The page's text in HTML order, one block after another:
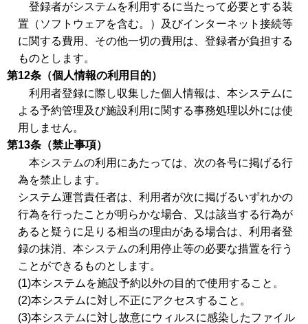
登録者がシステムを利用するに当たって必要とする装
置（ソフトウェアを含む。）及びインターネット接続等
に関する費用、その他一切の費用は、登録者が負担する
ものとします。
第12条（個人情報の利用目的）
利用者登録に際し収集した個人情報は、本システムに
よる予約管理及び施設利用に関する事務処理以外には使
用しません。
第13条（禁止事項）
本システムの利用にあたっては、次の各号に掲げる行
為を禁止します。
システム運営責任者は、利用者が次に掲げるいずれかの
行為を行ったことが明らかな場合、又は該当する行為が
あると疑うに足りる相当の理由がある場合は、利用者登
録の抹消、本システムの利用停止等の必要な措置を行う
ことができるものとします。
(1)本システムを施設予約以外の目的で使用すること。
(2)本システムに対し不正にアクセスすること。
(3)本システムに対し故意にウィルスに感染したファイル